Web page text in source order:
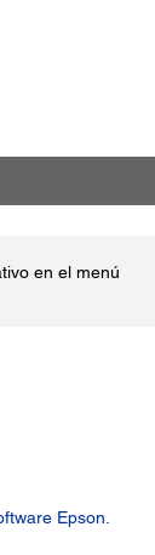
en el menú
Epson.